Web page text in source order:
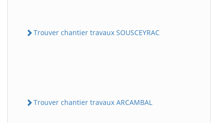
Trouver chantier travaux SOUSCEYRAC
Trouver chantier travaux ARCAMBAL